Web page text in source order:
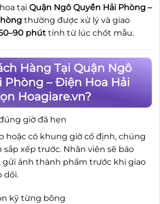
tại Quận Ngô Quyền Hải Phòng –
thường được xử lý và giao
phút tính từ lúc chốt mẫu.
Hàng Tại Quận Ngô
Phòng – Điện Hoa Hải
Hoagiare.vn?
giờ đã hẹn
hoặc có khung giờ cố định, chúng
xếp trước. Nhân viên sẽ báo
ảnh thành phẩm trước khi giao
dõi.
kỹ từng bông